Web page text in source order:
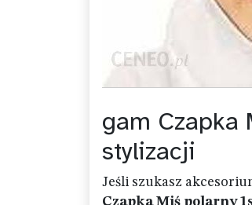
gam Czapka
stylizacji
Jeśli szukasz
Czapka Miś polarny